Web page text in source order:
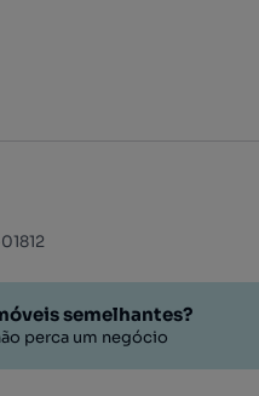
semelhantes?
perca um negócio